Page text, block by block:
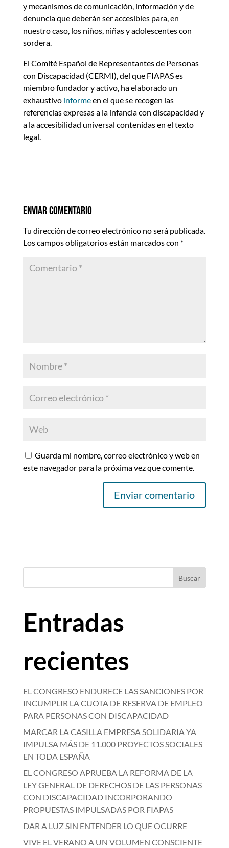
y mecanismos de comunicación, información y de
denuncia que deberán ser accesibles para, en
nuestro caso, los niños, niñas y adolescentes con
sordera.
El Comité Español de Representantes de Personas
con Discapacidad (CERMI), del que FIAPAS es
miembro fundador y activo, ha elaborado un
exhaustivoinformeen el que se recogen las
referencias expresas a la infancia con discapacidad y
a la accesibilidad universal contenidas en el texto
legal.
Enviar comentario
Tu dirección de correo electrónico no será publicada.
Los campos obligatorios están marcados con *
Guarda mi nombre, correo electrónico y web en
este navegador para la próxima vez que comente.
Buscar
Entradas
recientes
EL CONGRESO ENDURECE LAS SANCIONES POR
INCUMPLIR LA CUOTA DE RESERVA DE EMPLEO
PARA PERSONAS CON DISCAPACIDAD
MARCAR LA CASILLA EMPRESA SOLIDARIA YA
IMPULSA MÁS DE 11.000 PROYECTOS SOCIALES
EN TODA ESPAÑA
EL CONGRESO APRUEBA LA REFORMA DE LA
LEY GENERAL DE DERECHOS DE LAS PERSONAS
CON DISCAPACIDAD INCORPORANDO
PROPUESTAS IMPULSADAS POR FIAPAS
DAR A LUZ SIN ENTENDER LO QUE OCURRE
VIVE EL VERANO A UN VOLUMEN CONSCIENTE